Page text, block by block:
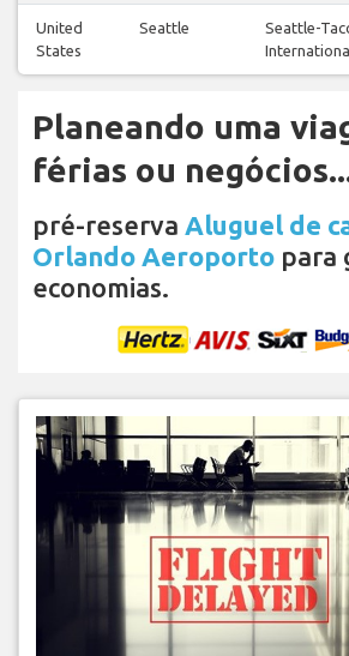
United
States
Seattle
Seattle-
Planeando uma
férias ou
pré-reserva Aluguel de
Orlando Aeroporto para
economias.